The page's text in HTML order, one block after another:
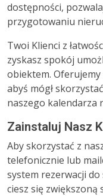
dostępności,
przygotowaniu
Twoi Klienci z
zyskasz spokój
obiektem.
abyś mógł
naszego kalendarza
Zainstaluj Nasz
Aby skorzystać z
telefonicznie lub
system rezerwacji
ciesz się